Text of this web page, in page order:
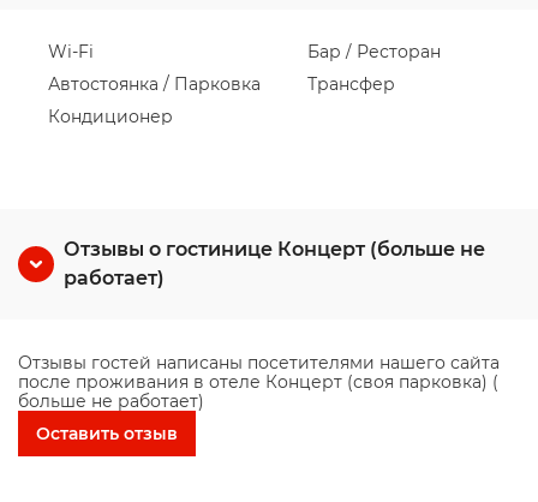
Wi-Fi
Автостоянка / Парковка
Кондиционер
Бар / Ресторан
Трансфер
Отзывы о гостинице Концерт (больше не
работает)
Отзывы гостей написаны посетителями нашего сайта
после проживания в отеле Концерт (своя парковка) (
больше не работает)
Оставить отзыв